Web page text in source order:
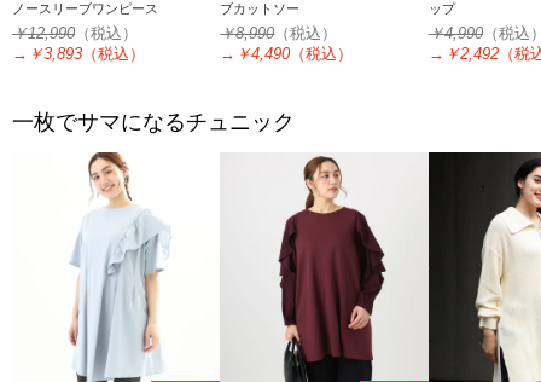
ノースリーブワンピース
￥12,990 （税込）
→ ￥3,893 （税込）
ブカットソー
￥8,990（税込）
→ ￥4,490 （税込）
ップ
￥4,990（税込
→ ￥2,492（税
一枚でサマになるチュニック